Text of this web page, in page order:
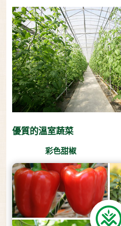
優質的溫室蔬菜
彩色甜椒